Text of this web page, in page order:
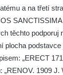
a na třetí
SANCTISSIMA
těchto podporuj
plocha
„ERECT
1909 J.